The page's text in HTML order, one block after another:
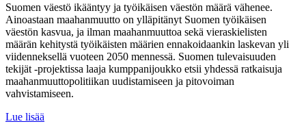
Suomen väestö ikääntyy ja työikäisen väestön määrä vähenee.
Ainoastaan maahanmuutto on ylläpitänyt Suomen työikäisen
väestön kasvua, ja ilman maahanmuuttoa sekä vieraskielisten
määrän kehitystä työikäisten määrien ennakoidaankin laskevan yli
viidenneksellä vuoteen 2050 mennessä. Suomen tulevaisuuden
tekijät -projektissa laaja kumppanijoukko etsii yhdessä ratkaisuja
maahanmuuttopolitiikan uudistamiseen ja pitovoiman
vahvistamiseen.
Lue lisää